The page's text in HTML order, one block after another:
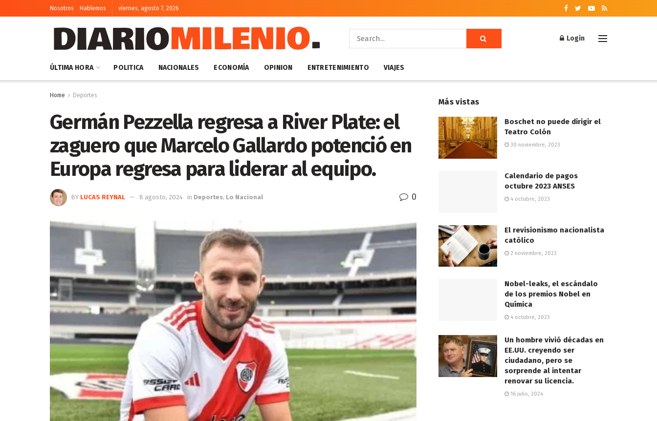
Nosotros Hablemos viernes, agosto 7, 2026
Login
ÚLTIMA HORA POLITICA NACIONALES ECONOMÍA OPINION ENTRETENIMIENTO VIAJES
Home Deportes
Germán Pezzella regresa a River Plate: el
zaguero que Marcelo Gallardo potenció en
Europa regresa para liderar al equipo.
BY LUCAS REYNAL 8 agosto, 2024 in Deportes, Lo Nacional 0
Más vistas
Boschet no puede dirigir el
Teatro Colón
30 noviembre, 2023
Calendario de pagos
octubre 2023 ANSES
4 octubre, 2023
El revisionismo nacionalista
católico
2 noviembre, 2023
Nobel-leaks, el escándalo
de los premios Nobel en
Química
4 octubre, 2023
Un hombre vivió décadas en
EE.UU. creyendo ser
ciudadano, pero se
sorprende al intentar
renovar su licencia.
16 julio, 2024